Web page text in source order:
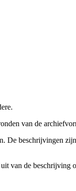
van de
beschrijvingen
van de